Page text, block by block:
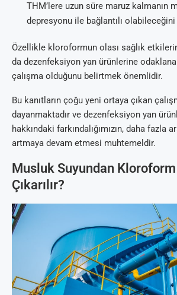
THM’lere uzun süre maruz kalmanın
depresyonu ile bağlantılı
Özellikle kloroformun olası sağlık
da dezenfeksiyon yan ürünlerine
çalışma olduğunu belirtmek önemlidir.
Bu kanıtların çoğu yeni ortaya çıkan
dayanmaktadır ve dezenfeksiyon yan
hakkındaki farkındalığımızın, daha fazla
artmaya devam etmesi muhtemeldir.
Musluk Suyundan Kloroform
Çıkarılır?